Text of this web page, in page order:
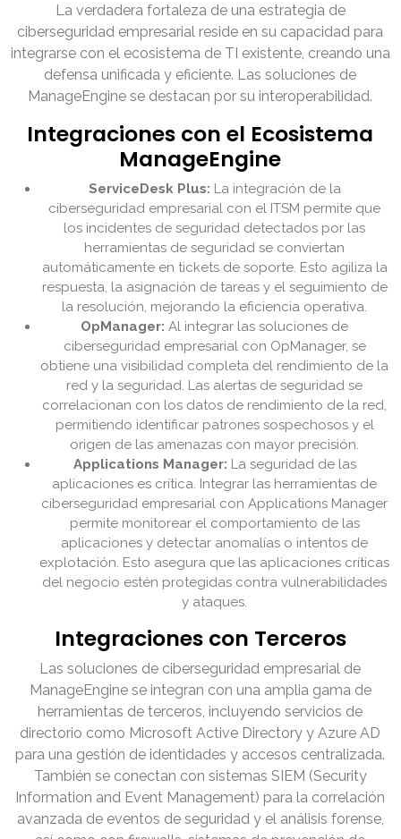
La verdadera fortaleza de una estrategia de
ciberseguridad empresarial reside en su capacidad para
integrarse con el ecosistema de TI existente, creando una
defensa unificada y eficiente. Las soluciones de
ManageEngine se destacan por su interoperabilidad.
Integraciones con el Ecosistema
ManageEngine
ServiceDesk Plus: La integración de la
ciberseguridad empresarial con el ITSM permite que
los incidentes de seguridad detectados por las
herramientas de seguridad se conviertan
automáticamente en tickets de soporte. Esto agiliza la
respuesta, la asignación de tareas y el seguimiento de
la resolución, mejorando la eficiencia operativa.
OpManager: Al integrar las soluciones de
ciberseguridad empresarial con OpManager, se
obtiene una visibilidad completa del rendimiento de la
red y la seguridad. Las alertas de seguridad se
correlacionan con los datos de rendimiento de la red,
permitiendo identificar patrones sospechosos y el
origen de las amenazas con mayor precisión.
Applications Manager: La seguridad de las
aplicaciones es crítica. Integrar las herramientas de
ciberseguridad empresarial con Applications Manager
permite monitorear el comportamiento de las
aplicaciones y detectar anomalías o intentos de
explotación. Esto asegura que las aplicaciones críticas
del negocio estén protegidas contra vulnerabilidades
y ataques.
Integraciones con Terceros
Las soluciones de ciberseguridad empresarial de
ManageEngine se integran con una amplia gama de
herramientas de terceros, incluyendo servicios de
directorio como Microsoft Active Directory y Azure AD
para una gestión de identidades y accesos centralizada.
También se conectan con sistemas SIEM (Security
Information and Event Management) para la correlación
avanzada de eventos de seguridad y el análisis forense,